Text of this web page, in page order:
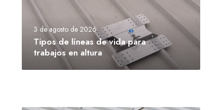
3 de agosto de 2026
Tipos de líneas de vida para
trabajos en altura